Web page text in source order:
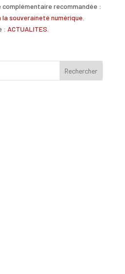
complémentaire recommandée :
souveraineté numérique
: ACTUALITES
Rechercher